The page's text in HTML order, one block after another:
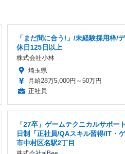
「まだ間に合う!」/未経験採用枠/
休日125日以上
株式会社小林
埼玉県
月給28万5,000円～50万円
正社員
「27卒」ゲームテクニカルサポー
日制「正社員/QAスキル習得/IT・
市中村区名駅2丁目